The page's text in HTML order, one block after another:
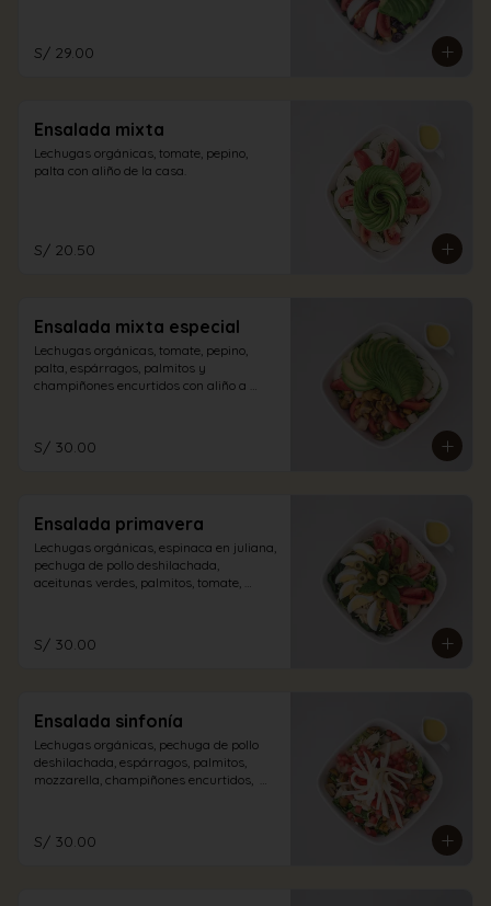
S/ 29.00
Ensalada mixta
Lechugas orgánicas, tomate, pepino,
palta con aliño de la casa.
S/ 20.50
Ensalada mixta especial
Lechugas orgánicas, tomate, pepino,
palta, espárragos, palmitos y
champiñones encurtidos con aliño a
S/ 30.00
Ensalada primavera
Lechugas orgánicas, espinaca en juliana,
pechuga de pollo deshilachada,
aceitunas verdes, palmitos, tomate,
S/ 30.00
Ensalada sinfonía
Lechugas orgánicas, pechuga de pollo
deshilachada, espárragos, palmitos,
mozzarella, champiñones encurtidos,
S/ 30.00